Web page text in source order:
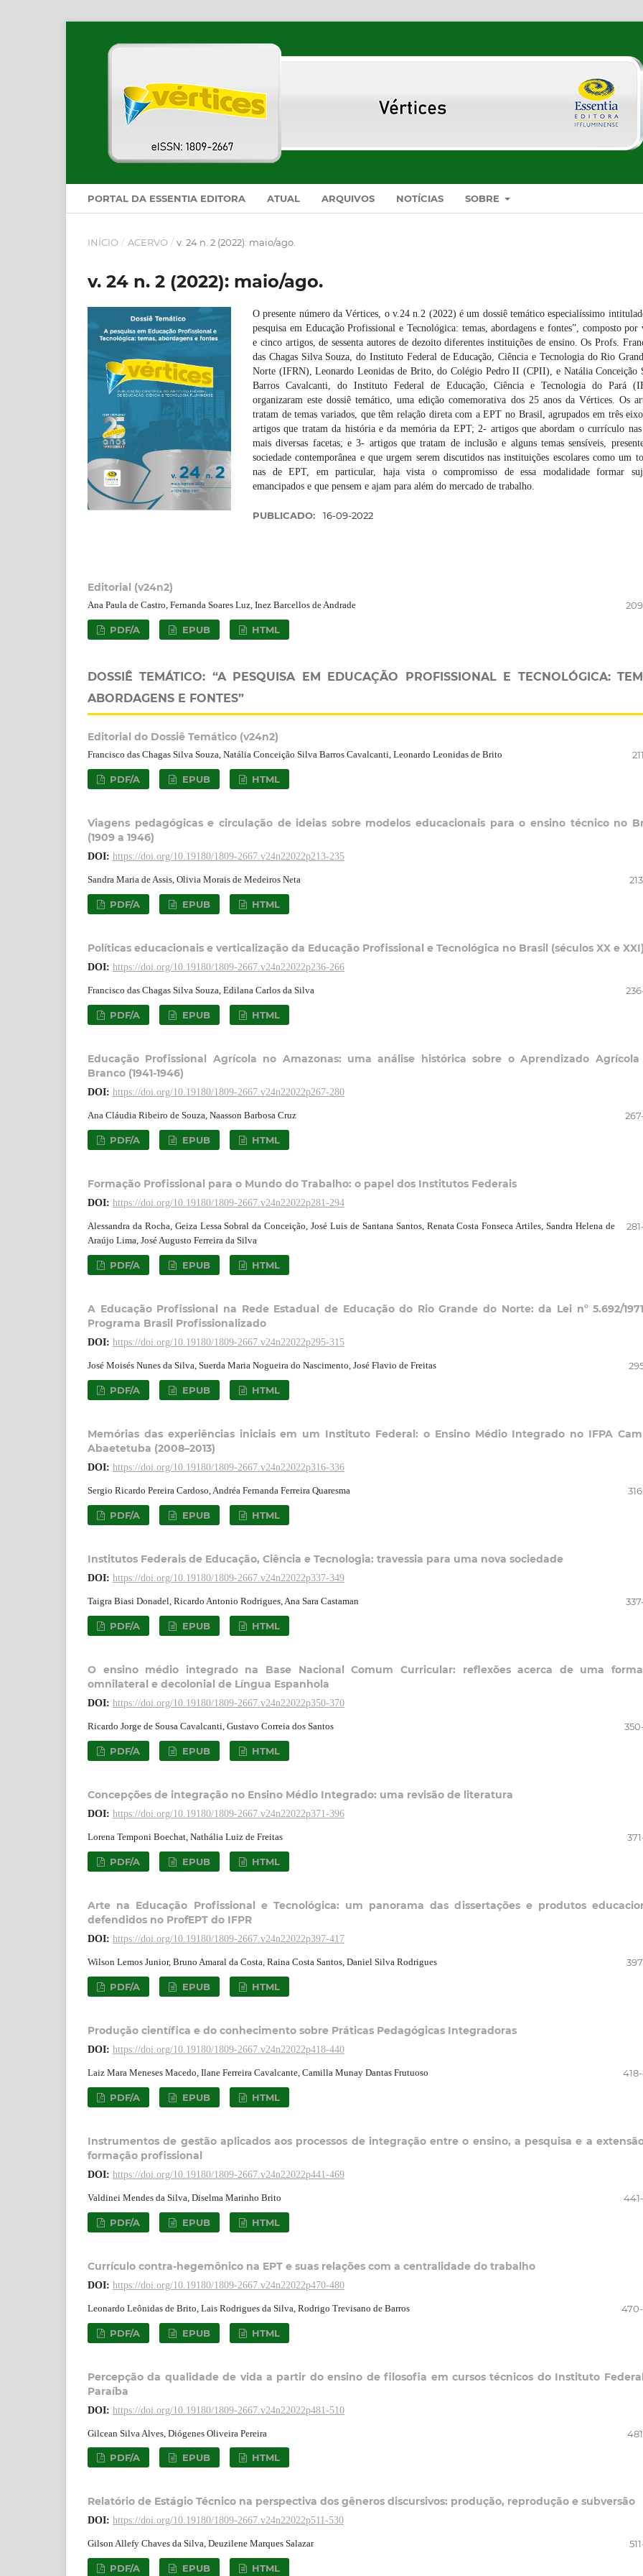
PORTAL DA ESSENTIA EDITORA ATUAL ARQUIVOS NOTÍCIAS SOBRE
INÍCIO / ACERVO / v. 24 n. 2 (2022): maio/ago.
v. 24 n. 2 (2022): maio/ago.
O presente número da Vértices, o v.24 n.2 (2022) é um dossiê temático especialíssimo
pesquisa em Educação Profissional e Tecnológica: temas, abordagens e fontes”, composto por
e cinco artigos, de sessenta autores de dezoito diferentes instituições de ensino. Os Profs.
das Chagas Silva Souza, do Instituto Federal de Educação, Ciência e Tecnologia do Rio
Norte (IFRN), Leonardo Leonidas de Brito, do Colégio Pedro II (CPII), e Natália Conceição
Barros Cavalcanti, do Instituto Federal de Educação, Ciência e Tecnologia do Pará
organizaram este dossiê temático, uma edição comemorativa dos 25 anos da Vértices. Os
tratam de temas variados, que têm relação direta com a EPT no Brasil, agrupados em três
artigos que tratam da história e da memória da EPT; 2- artigos que abordam o currículo nas
mais diversas facetas; e 3- artigos que tratam de inclusão e alguns temas sensíveis,
sociedade contemporânea e que urgem serem discutidos nas instituições escolares como um
nas de EPT, em particular, haja vista o compromisso de essa modalidade formar
emancipados e que pensem e ajam para além do mercado de trabalho.
PUBLICADO: 16-09-2022
Editorial (v24n2)
Ana Paula de Castro, Fernanda Soares Luz, Inez Barcellos de Andrade
PDF/A EPUB HTML
DOSSIÊ TEMÁTICO: “A PESQUISA EM EDUCAÇÃO PROFISSIONAL E TECNOLÓGICA:
ABORDAGENS E FONTES”
Editorial do Dossiê Temático (v24n2)
Francisco das Chagas Silva Souza, Natália Conceição Silva Barros Cavalcanti, Leonardo Leonidas de Brito
PDF/A EPUB HTML
Viagens pedagógicas e circulação de ideias sobre modelos educacionais para o ensino técnico no
(1909 a 1946)
DOI: https://doi.org/10.19180/1809-2667.v24n22022p213-235
Sandra Maria de Assis, Olivia Morais de Medeiros Neta
PDF/A EPUB HTML
Políticas educacionais e verticalização da Educação Profissional e Tecnológica no Brasil (séculos XX e XXI)
DOI: https://doi.org/10.19180/1809-2667.v24n22022p236-266
Francisco das Chagas Silva Souza, Edilana Carlos da Silva
PDF/A EPUB HTML
Educação Profissional Agrícola no Amazonas: uma análise histórica sobre o Aprendizado Agrícola
Branco (1941-1946)
DOI: https://doi.org/10.19180/1809-2667.v24n22022p267-280
Ana Cláudia Ribeiro de Souza, Naasson Barbosa Cruz
PDF/A EPUB HTML
Formação Profissional para o Mundo do Trabalho: o papel dos Institutos Federais
DOI: https://doi.org/10.19180/1809-2667.v24n22022p281-294
Alessandra da Rocha, Geiza Lessa Sobral da Conceição, José Luis de Santana Santos, Renata Costa Fonseca Artiles, Sandra Helena de
Araújo Lima, José Augusto Ferreira da Silva
PDF/A EPUB HTML
A Educação Profissional na Rede Estadual de Educação do Rio Grande do Norte: da Lei nº 5.692/
Programa Brasil Profissionalizado
DOI: https://doi.org/10.19180/1809-2667.v24n22022p295-315
José Moisés Nunes da Silva, Suerda Maria Nogueira do Nascimento, José Flavio de Freitas
PDF/A EPUB HTML
Memórias das experiências iniciais em um Instituto Federal: o Ensino Médio Integrado no IFPA
Abaetetuba (2008–2013)
DOI: https://doi.org/10.19180/1809-2667.v24n22022p316-336
Sergio Ricardo Pereira Cardoso, Andréa Fernanda Ferreira Quaresma
PDF/A EPUB HTML
Institutos Federais de Educação, Ciência e Tecnologia: travessia para uma nova sociedade
DOI: https://doi.org/10.19180/1809-2667.v24n22022p337-349
Taigra Biasi Donadel, Ricardo Antonio Rodrigues, Ana Sara Castaman
PDF/A EPUB HTML
O ensino médio integrado na Base Nacional Comum Curricular: reflexões acerca de uma
omnilateral e decolonial de Língua Espanhola
DOI: https://doi.org/10.19180/1809-2667.v24n22022p350-370
Ricardo Jorge de Sousa Cavalcanti, Gustavo Correia dos Santos
PDF/A EPUB HTML
Concepções de integração no Ensino Médio Integrado: uma revisão de literatura
DOI: https://doi.org/10.19180/1809-2667.v24n22022p371-396
Lorena Temponi Boechat, Nathália Luiz de Freitas
PDF/A EPUB HTML
Arte na Educação Profissional e Tecnológica: um panorama das dissertações e produtos
defendidos no ProfEPT do IFPR
DOI: https://doi.org/10.19180/1809-2667.v24n22022p397-417
Wilson Lemos Junior, Bruno Amaral da Costa, Raina Costa Santos, Daniel Silva Rodrigues
PDF/A EPUB HTML
Produção científica e do conhecimento sobre Práticas Pedagógicas Integradoras
DOI: https://doi.org/10.19180/1809-2667.v24n22022p418-440
Laiz Mara Meneses Macedo, Ilane Ferreira Cavalcante, Camilla Munay Dantas Frutuoso
PDF/A EPUB HTML
Instrumentos de gestão aplicados aos processos de integração entre o ensino, a pesquisa e a
formação profissional
DOI: https://doi.org/10.19180/1809-2667.v24n22022p441-469
Valdinei Mendes da Silva, Diselma Marinho Brito
PDF/A EPUB HTML
Currículo contra-hegemônico na EPT e suas relações com a centralidade do trabalho
DOI: https://doi.org/10.19180/1809-2667.v24n22022p470-480
Leonardo Leônidas de Brito, Lais Rodrigues da Silva, Rodrigo Trevisano de Barros
PDF/A EPUB HTML
Percepção da qualidade de vida a partir do ensino de filosofia em cursos técnicos do Instituto
Paraíba
DOI: https://doi.org/10.19180/1809-2667.v24n22022p481-510
Gilcean Silva Alves, Diógenes Oliveira Pereira
PDF/A EPUB HTML
Relatório de Estágio Técnico na perspectiva dos gêneros discursivos: produção, reprodução e subversão
DOI: https://doi.org/10.19180/1809-2667.v24n22022p511-530
Gilson Allefy Chaves da Silva, Deuzilene Marques Salazar
PDF/A EPUB HTML